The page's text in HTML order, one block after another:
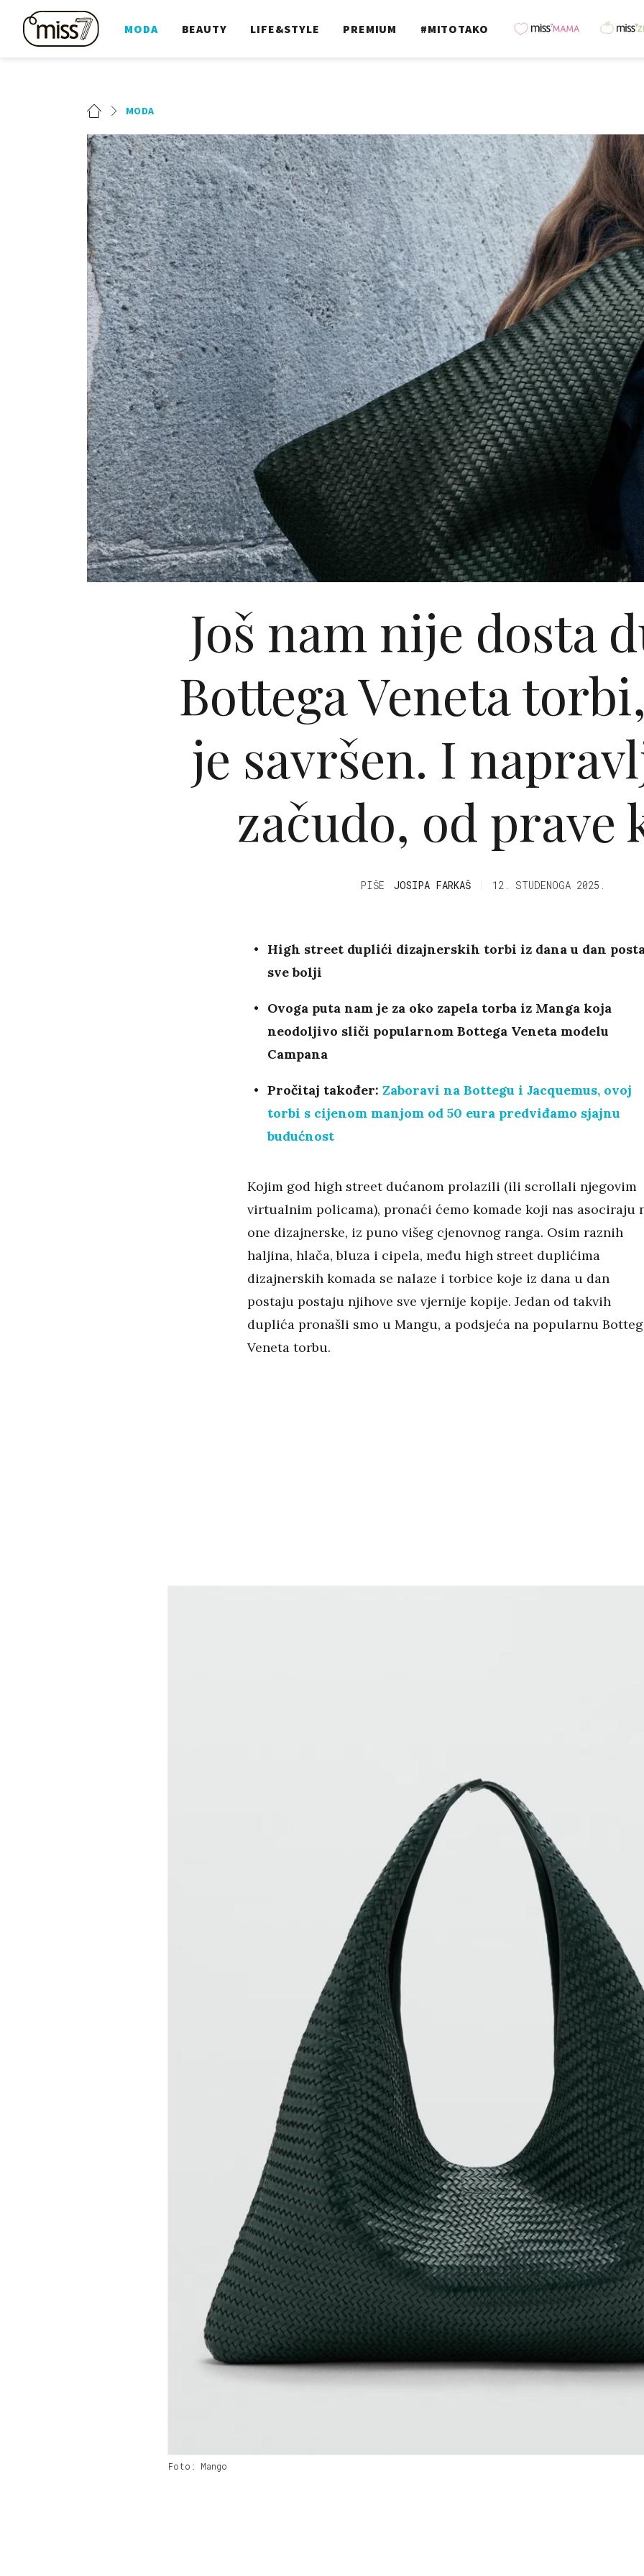
MODA BEAUTY LIFE&STYLE PREMIUM #MITOTAKO
MODA
Još nam nije dosta
Bottega Veneta
je savršen. I
začudo, od prave
PIŠE JOSIPA FARKAŠ 12. STUDENOGA 2025.
High street duplići dizajnerskih torbi iz dana u dan
sve bolji
Ovoga puta nam je za oko zapela torba iz Manga koja
neodoljivo sliči popularnom Bottega Veneta modelu
Campana
Pročitaj također: Zaboravi na Bottegu i Jacquemus, ovoj
torbi s cijenom manjom od 50 eura predviđamo sjajnu
budućnost
Kojim god high street dućanom prolazili (ili scrollali njegovim
virtualnim policama), pronaći ćemo komade koji nas asociraju
one dizajnerske, iz puno višeg cjenovnog ranga. Osim raznih
haljina, hlača, bluza i cipela, među high street duplićima
dizajnerskih komada se nalaze i torbice koje iz dana u dan
postaju postaju njihove sve vjernije kopije. Jedan od takvih
duplića pronašli smo u Mangu, a podsjeća na popularnu
Veneta torbu.
Foto: Mango